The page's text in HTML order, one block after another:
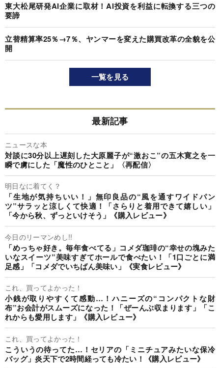
東大松尾研発AI企業に取材！AI投資を利益に転換する三つの
要諦
立替精算率25％→7％、ヤンマーを変えた購買改革の全貌を公
開
一覧を見る
最新記事
ニュースな本
対談に30分以上遅刻した大原麗子が“激おこ”の五木寛之を一
瞬で虜にした「魔性のひとこと」〈再配信〉
明日なに着てく？
「生地が気持ちいい！」無印良品の“風を通すワイドパン
ツ”サラッと涼しくて快適！「さらりと着用できて嬉しい」
「今から秋、ずっといけそう」《購入レビュー》
今日のリーマンめし!!
「めっちゃ好き。毎年食べてる」コメダ珈琲の“幸せの塊みた
いなスイーツ”美味すぎてホールで食べたい！「1口ごとに満
足感」「コメダでいちばん美味い」《実食レビュー》
これ、買ってよかった！
小銭が取りやすくて感動…！ハニーズの“コンパクトな財
布”お会計がスムーズになった！「ぜーんぶ収まります」「こ
れからも愛用します」《購入レビュー》
これ、買ってよかった！
こういうの待ってた…！セリアの「ミニチュアみたいな保冷
バッグ」炎天下で2時間経っても冷たい！《購入レビュー》